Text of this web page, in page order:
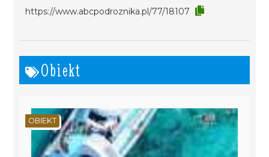
https://www.abcpodroznika.pl/77/18107
Obiekt
OBIEKT